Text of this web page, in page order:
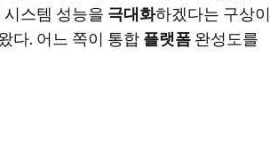
시스템 성능을 극대화하겠다는 구상이
다. 어느 쪽이 통합 플랫폼 완성도를